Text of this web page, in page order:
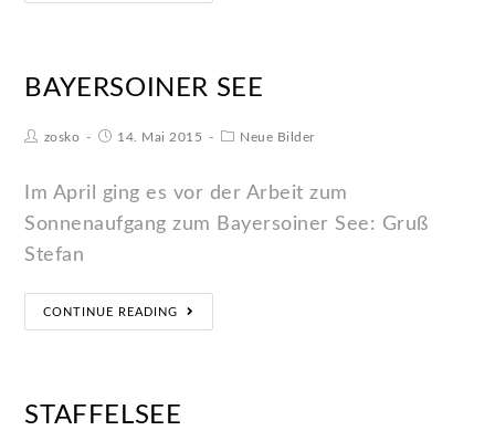
BAYERSOINER SEE
zosko 14. Mai 2015 Neue Bilder
Im April ging es vor der Arbeit zum
Sonnenaufgang zum Bayersoiner See: Gruß
Stefan
CONTINUE READING
STAFFELSEE